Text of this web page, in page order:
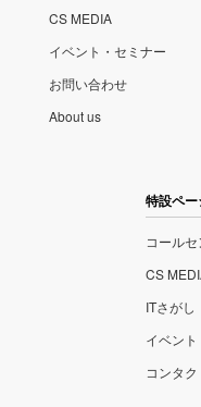
CS MEDIA
イベント・セミナー
お問い合わせ
About us
特設ペー
コール
CS
ITさがし
イベン
コンタ